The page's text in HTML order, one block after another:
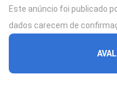
Este anúncio foi publicado
dados carecem de